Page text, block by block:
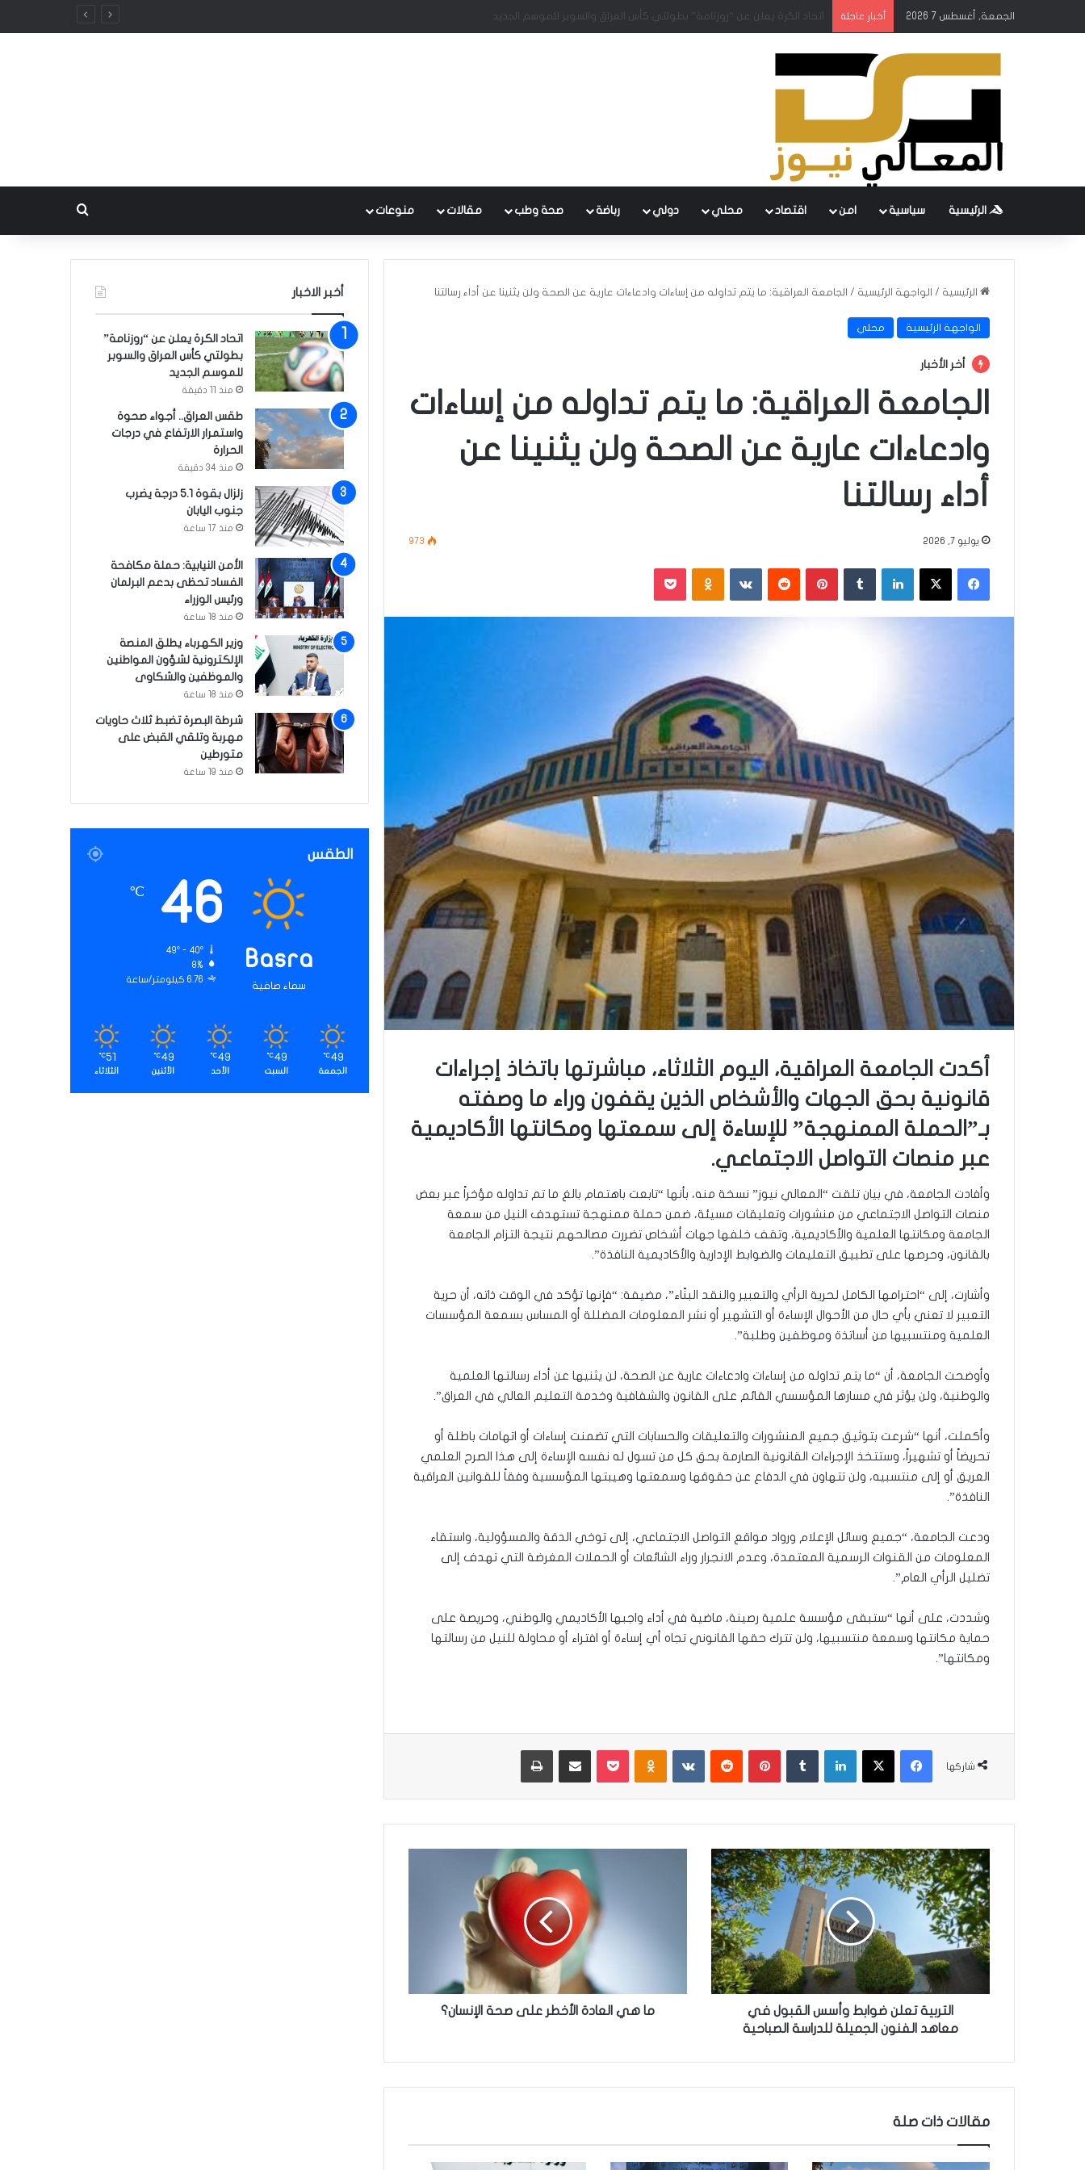
الجمعة, أغسطس 7 2026 أخبار عاجلة طقس العراق.. أجواء صحوة واستمرار الارتفاع في درجات الحرارة
الرئيسية سياسية امن اقتصاد محلي دولي رباضة صحة وطب مقالات منوعات
الرئيسية / الواجهة الرئيسية / الجامعة العراقية: ما يتم تداوله من إساءات وادعاءات عارية عن الصحة ولن يثنينا عن أداء رسالتنا
الواجهة الرئيسية محلي
أخر الأخبار
الجامعة العراقية: ما يتم تداوله من إساءات
وادعاءات عارية عن الصحة ولن يثنينا عن
أداء رسالتنا
يوليو 7, 2026 973
فيسبوك ‫X لينكدإن بينتيريست ‏VKontakte
أكدت الجامعة العراقية، اليوم الثلاثاء، مباشرتها باتخاذ إجراءات
قانونية بحق الجهات والأشخاص الذين يقفون وراء ما وصفته
بـ”الحملة الممنهجة” للإساءة إلى سمعتها ومكانتها الأكاديمية
عبر منصات التواصل الاجتماعي.
وأفادت الجامعة، في بيان تلقت “المعالي نيوز” نسخة منه، بأنها “تابعت باهتمام بالغ ما تم تداوله مؤخراً عبر بعض
منصات التواصل الاجتماعي من منشورات وتعليقات مسيئة، ضمن حملة ممنهجة تستهدف النيل من سمعة
الجامعة ومكانتها العلمية والأكاديمية، وتقف خلفها جهات أشخاص تضررت مصالحهم نتيجة التزام الجامعة
بالقانون، وحرصها على تطبيق التعليمات والضوابط الإدارية والأكاديمية النافذة”.
وأشارت، إلى “احترامها الكامل لحرية الرأي والتعبير والنقد البنّاء”، مضيفة: “فإنها تؤكد في الوقت ذاته، أن حرية
التعبير لا تعني بأي حال من الأحوال الإساءة أو التشهير أو نشر المعلومات المضللة أو المساس بسمعة المؤسسات
العلمية ومنتسبيها من أساتذة وموظفين وطلبة”.
وأوضحت الجامعة، أن “ما يتم تداوله من إساءات وادعاءات عارية عن الصحة، لن يثنيها عن أداء رسالتها العلمية
والوطنية، ولن يؤثر في مسارها المؤسسي القائم على القانون والشفافية وخدمة التعليم العالي في العراق”.
وأكملت، أنها “شرعت بتوثيق جميع المنشورات والتعليقات والحسابات التي تضمنت إساءات أو اتهامات باطلة أو
تحريضاً أو تشهيراً، وستتخذ الإجراءات القانونية الصارمة بحق كل من تسول له نفسه الإساءة إلى هذا الصرح العلمي
العريق أو إلى منتسبيه، ولن تتهاون في الدفاع عن حقوقها وسمعتها وهيبتها المؤسسية وفقاً للقوانين العراقية
النافذة”.
ودعت الجامعة، “جميع وسائل الإعلام ورواد مواقع التواصل الاجتماعي، إلى توخي الدقة والمسؤولية، واستقاء
المعلومات من القنوات الرسمية المعتمدة، وعدم الانجرار وراء الشائعات أو الحملات المغرضة التي تهدف إلى
تضليل الرأي العام”.
وشددت، على أنها “ستبقى مؤسسة علمية رصينة، ماضية في أداء واجبها الأكاديمي والوطني، وحريصة على
حماية مكانتها وسمعة منتسبيها، ولن تترك حقها القانوني تجاه أي إساءة أو افتراء أو محاولة للنيل من رسالتها
ومكانتها”.
شاركها
فيسبوك ‫X لينكدإن بينتيريست ‏VKontakte
ل
ت
ر
ب
ي
ة
ع
و
و
أ
س
التربية تعلن ضوابط وأسس القبول في
معاهد الفنون الجميلة للدراسة الصباحية
د
أ
ل
ى
ما هي العادة الأخطر على صحة الإنسان؟
مقالات ذات صلة
أخبر الاخبار
اتحاد الكرة يعلن عن “روزنامة”
بطولتي كأس العراق والسوبر
للموسم الجديد
منذ 11 دقيقة
طقس العراق.. أجواء صحوة
واستمرار الارتفاع في درجات
الحرارة
منذ 34 دقيقة
زلزال بقوة 5.1 درجة يضرب
جنوب اليابان
منذ 17 ساعة
الأمن النيابية: حملة مكافحة
الفساد تحظى بدعم البرلمان
ورئيس الوزراء
منذ 18 ساعة
وزير الكهرباء يطلق المنصة
الإلكترونية لشؤون المواطنين
والموظفين والشكاوى
منذ 18 ساعة
شرطة البصرة تضبط ثلاث حاويات
مهربة وتلقي القبض على
متورطين
منذ 19 ساعة
الطقس
Basra
سماء صافية
46
℃
49º - 40º
8%
6.76 كيلومتر/ساعة
49
℃
الجمعة
49
℃
السبت
49
℃
الأحد
49
℃
الأثنين
51
℃
الثلاثاء